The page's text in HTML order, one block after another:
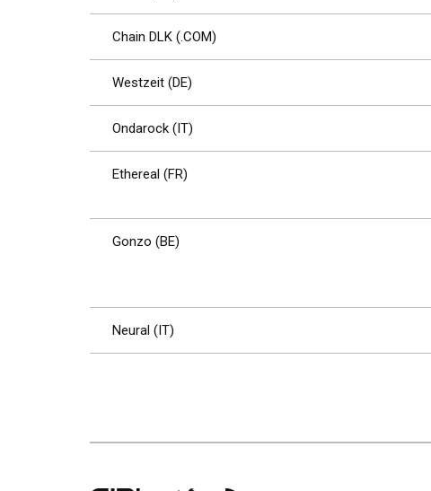
Chain DLK (.COM)
Westzeit (DE)
Ondarock (IT)
Ethereal (FR)
Gonzo (BE)
Neural (IT)